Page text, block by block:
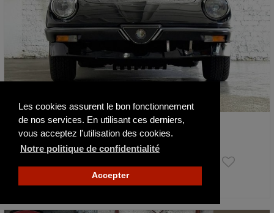
Les cookies assurent le bon fonctionnement
de nos services. En utilisant ces derniers,
vous acceptez l'utilisation des cookies.
Notre politique de confidentialité
Accepter
Alfa Roméo Spider 2000
1985
Actualisé il y a 19 jours